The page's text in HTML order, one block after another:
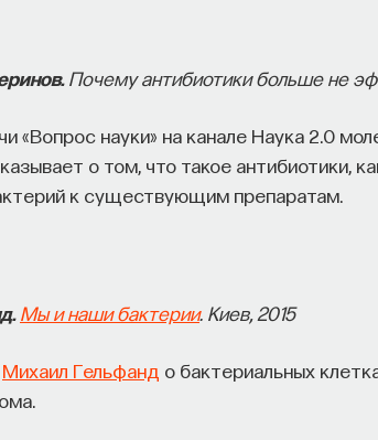
Почему антибиотики больше не
«Вопрос науки» на канале Наука 2.0
о том, что такое антибиотики,
к существующим препаратам.
Мы и наши бактерии. Киев, 2015
Михаил Гельфанд о бактериальных